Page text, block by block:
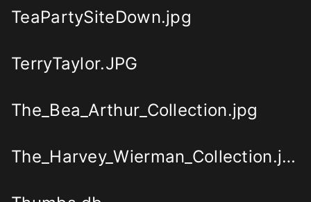
TeaPartySiteDown.jpg
TerryTaylor.JPG
The_Bea_Arthur_Collection.jpg
The_Harvey_Wierman_Collection.jpg